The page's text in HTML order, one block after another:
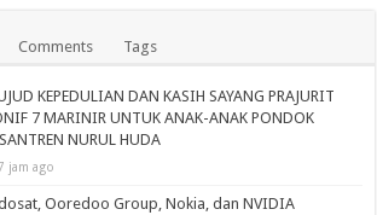
Comments Tags
KEPEDULIAN DAN KASIH SAYANG PRAJURIT
7 MARINIR UNTUK ANAK-ANAK PONDOK
NURUL HUDA‎
jam ago
Ooredoo Group, Nokia, dan NVIDIA